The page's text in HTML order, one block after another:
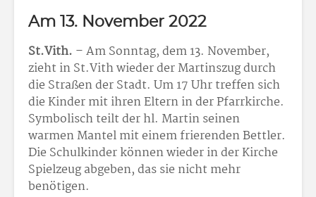
Am 13. November 2022
St.Vith. – Am Sonntag, dem 13. November,
zieht in St.Vith wieder der Martinszug durch
die Straßen der Stadt. Um 17 Uhr treffen sich
die Kinder mit ihren Eltern in der Pfarrkirche.
Symbolisch teilt der hl. Martin seinen
warmen Mantel mit einem frierenden Bettler.
Die Schulkinder können wieder in der Kirche
Spielzeug abgeben, das sie nicht mehr
benötigen.